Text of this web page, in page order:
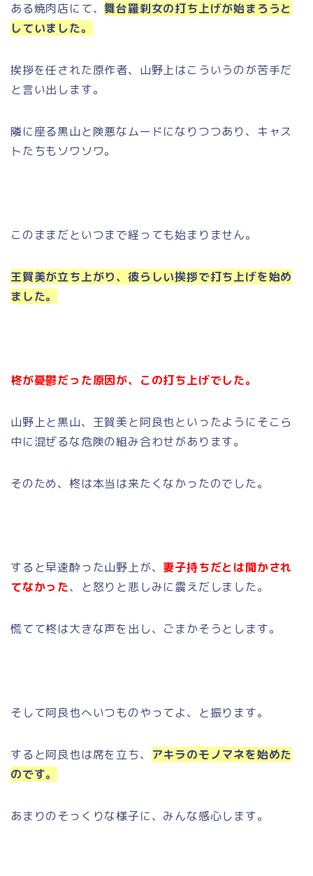
ある焼肉店にて、舞台羅刹女の打ち上げが始まろうと
していました。
挨拶を任された原作者、山野上はこういうのが苦手だ
と言い出します。
隣に座る黒山と険悪なムードになりつつあり、キャス
トたちもソワソワ。
このままだといつまで経っても始まりません。
王賀美が立ち上がり、彼らしい挨拶で打ち上げを始め
ました。
柊が憂鬱だった原因が、この打ち上げでした。
山野上と黒山、王賀美と阿良也といったようにそこら
中に混ぜるな危険の組み合わせがあります。
そのため、柊は本当は来たくなかったのでした。
すると早速酔った山野上が、 妻子持ちだとは聞かされ
てなかった、と怒りと悲しみに震えだしました。
慌てて柊は大きな声を出し、ごまかそうとします。
そして阿良也へいつものやってよ、と振ります。
すると阿良也は席を立ち、
アキラのモノマネを始めた
のです。
あまりのそっくりな様子に、みんな感心します。